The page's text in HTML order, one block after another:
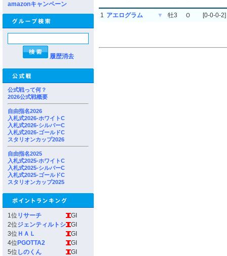
amazonキャンペーン
履歴消去
公式戦って何？
2026公式戦概要
自由指名2026
入札式2026-ホワイトC
入札式2026-シルバーC
入札式2026-ゴールドC
スタリオンカップ2026
自由指名2025
入札式2025-ホワイトC
入札式2025-シルバーC
入札式2025-ゴールドC
スタリオンカップ2025
1位 リサーチ
GI
2位ジェンティルトシ
GI
3位 ＨＡＬ
GI
4位 PGOTTA2
GI
5位 しのくん
GI
1 アエログラム ▼ 牡3 Ｏ [0-0-0-2]